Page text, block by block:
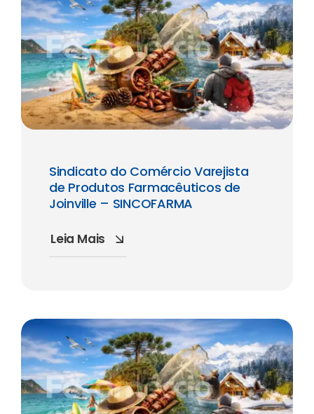
Sindicato do Comércio Varejista
de Produtos Farmacêuticos de
Joinville – SINCOFARMA
Leia Mais